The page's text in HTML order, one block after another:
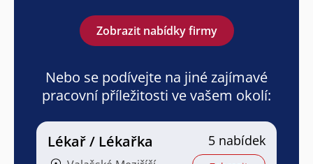
Zobrazit nabídky firmy
Nebo se podívejte na jiné zajímavé
pracovní příležitosti ve vašem okolí:
Lékař / Lékařka 5 nabídek